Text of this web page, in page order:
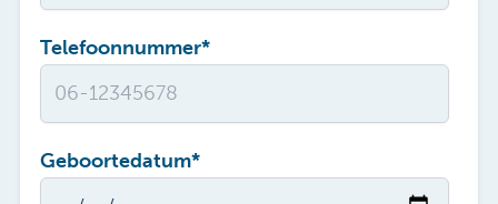
Telefoonnummer*
Geboortedatum*